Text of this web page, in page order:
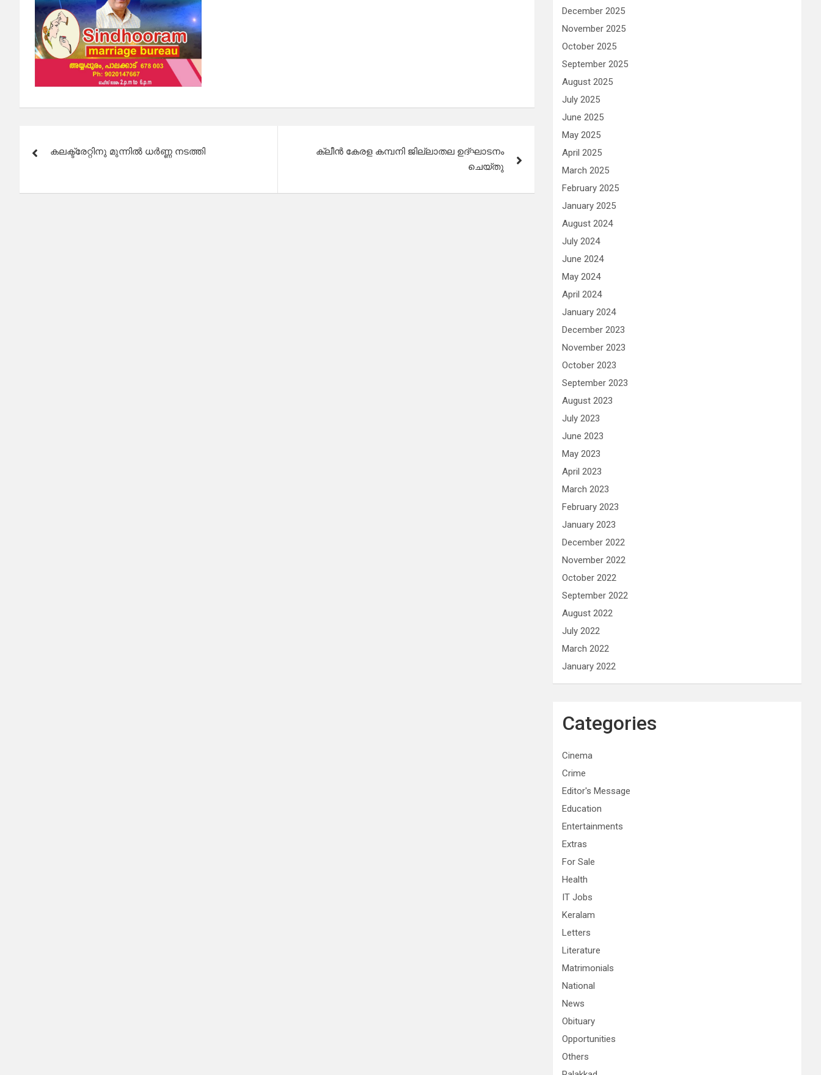
navigation
കലക്ട്രേറ്റിനു മുന്നിൽ ധർണ്ണ നടത്തി
ക്ലീൻ കേരള കമ്പനി ജില്ലാതല ഉദ്ഘാടനം
ചെയ്തു
December 2025
November 2025
October 2025
September 2025
August 2025
July 2025
June 2025
May 2025
April 2025
March 2025
February 2025
January 2025
August 2024
July 2024
June 2024
May 2024
April 2024
January 2024
December 2023
November 2023
October 2023
September 2023
August 2023
July 2023
June 2023
May 2023
April 2023
March 2023
February 2023
January 2023
December 2022
November 2022
October 2022
September 2022
August 2022
July 2022
March 2022
January 2022
Categories
Cinema
Crime
Editor's Message
Education
Entertainments
Extras
For Sale
Health
IT Jobs
Keralam
Letters
Literature
Matrimonials
National
News
Obituary
Opportunities
Others